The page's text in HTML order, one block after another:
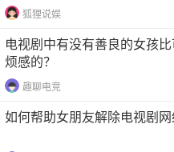
狐狸说娱
电视剧中有没有善良的女孩
烦感的？
趣聊电竞
如何帮助女朋友解除电视剧网